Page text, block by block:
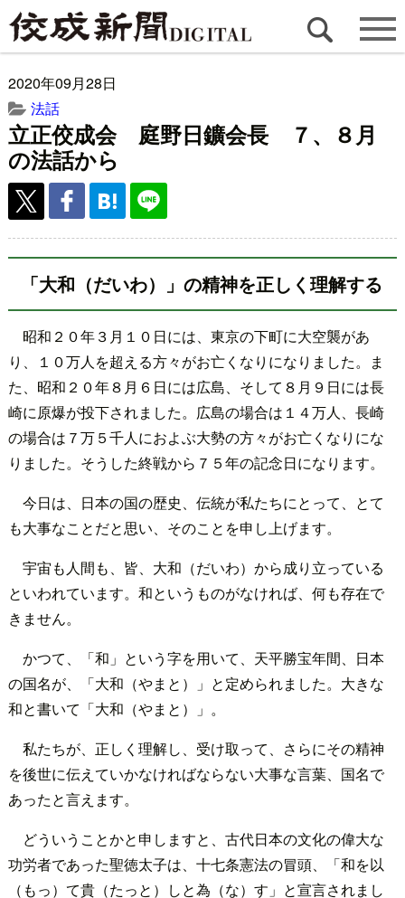
2020年09月28日
法話
立正佼成会 庭野日鑛会長 ７、８月
の法話から
「大和（だいわ）」の精神を正しく理解する
昭和２０年３月１０日には、東京の下町に大空襲があ
り、１０万人を超える方々がお亡くなりになりました。ま
た、昭和２０年８月６日には広島、そして８月９日には長
崎に原爆が投下されました。広島の場合は１４万人、長崎
の場合は７万５千人におよぶ大勢の方々がお亡くなりにな
りました。そうした終戦から７５年の記念日になります。
今日は、日本の国の歴史、伝統が私たちにとって、とて
も大事なことだと思い、そのことを申し上げます。
宇宙も人間も、皆、大和（だいわ）から成り立っている
といわれています。和というものがなければ、何も存在で
きません。
かつて、「和」という字を用いて、天平勝宝年間、日本
の国名が、「大和（やまと）」と定められました。大きな
和と書いて「大和（やまと）」。
私たちが、正しく理解し、受け取って、さらにその精神
を後世に伝えていかなければならない大事な言葉、国名で
あったと言えます。
どういうことかと申しますと、古代日本の文化の偉大な
功労者であった聖徳太子は、十七条憲法の冒頭、「和を以
（もっ）て貴（たっと）しと為（な）す」と宣言されまし